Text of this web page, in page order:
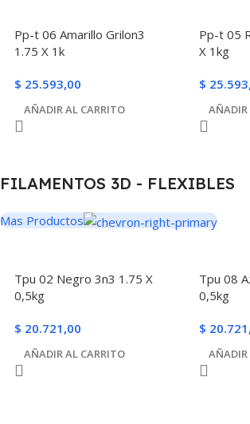
Pp-t 06 Amarillo Grilon3
1.75 X 1k
$ 25.593,00
AÑADIR AL CARRITO
Pp-t 05
X 1kg
$
AÑADIR
FILAMENTOS 3D - FLEXIBLES
Mas Productos
Tpu 02 Negro 3n3 1.75 X
0,5kg
$ 20.721,00
AÑADIR AL CARRITO
Tpu 08
0,5kg
$
AÑADIR